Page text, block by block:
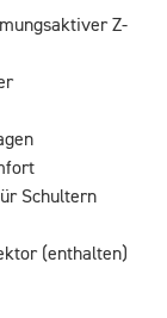
Z-
Schultern
(enthalten)